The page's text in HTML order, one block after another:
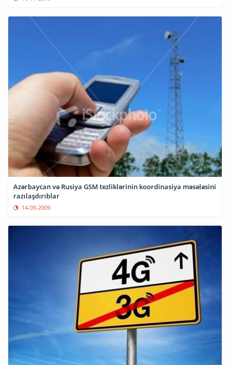
Azərbaycan və Rusiya GSM tezliklərinin koordinasiya məsələsini
razılaşdırıblar
14-09-2009